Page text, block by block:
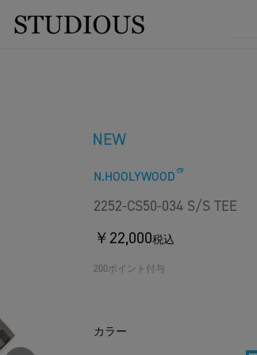
N.HOOLYWOOD
2252-CS50-034 S/S TEE
￥22,000税込
200ポイント付与
カラー